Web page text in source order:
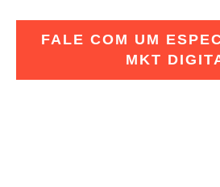
FALE COM UM
MKT